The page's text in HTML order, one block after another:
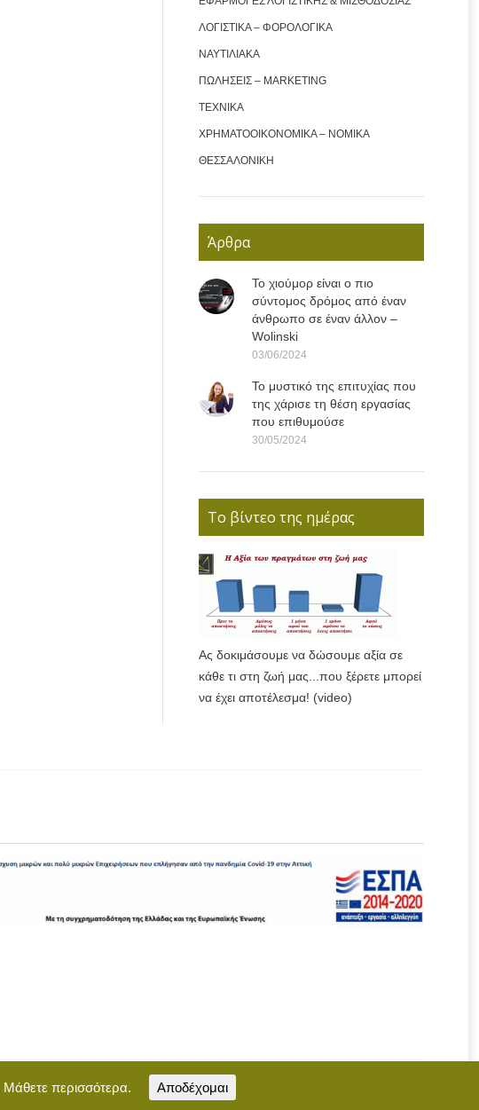
ΛΟΓΙΣΤΙΚΑ – ΦΟΡΟΛΟΓΙΚΑ
ΝΑΥΤΙΛΙΑΚΑ
ΠΩΛΗΣΕΙΣ – MARKETING
ΤΕΧΝΙΚΑ
ΧΡΗΜΑΤΟΟΙΚΟΝΟΜΙΚΑ – ΝΟΜΙΚΑ
ΘΕΣΣΑΛΟΝΙΚΗ
Άρθρα
Το χιούμορ είναι ο πιο
σύντομος δρόμος από έναν
άνθρωπο σε έναν άλλον –
Wolinski
03/06/2024
Το μυστικό της επιτυχίας που
της χάρισε τη θέση εργασίας
που επιθυμούσε
30/05/2024
Το βίντεο της ημέρας
Ας δοκιμάσουμε να δώσουμε αξία σε
κάθε τι στη ζωή μας...που ξέρετε μπορεί
να έχει αποτέλεσμα! (video)
Μάθετε περισσότερα. Αποδέχομαι